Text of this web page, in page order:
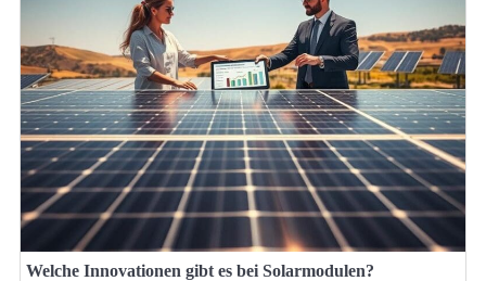
Welche Innovationen gibt es bei Solarmodulen?